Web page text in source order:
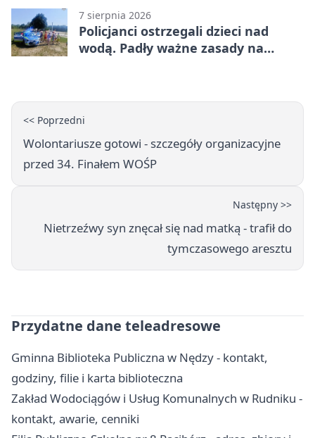
7 sierpnia 2026
Policjanci ostrzegali dzieci nad
wodą. Padły ważne zasady na
<< Poprzedni
Wolontariusze gotowi - szczegóły organizacyjne
przed 34. Finałem WOŚP
Następny >>
Nietrzeźwy syn znęcał się nad matką - trafił do
tymczasowego aresztu
Przydatne dane teleadresowe
Gminna Biblioteka Publiczna w Nędzy - kontakt,
godziny, filie i karta biblioteczna
Zakład Wodociągów i Usług Komunalnych w Rudniku -
kontakt, awarie, cenniki